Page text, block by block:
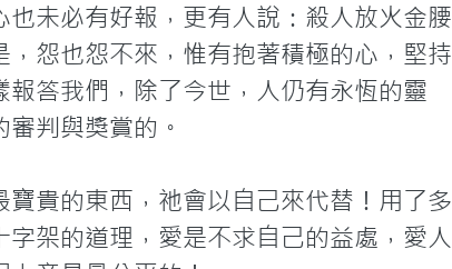
未必有好報，更有人說：殺人放火金腰
怨也怨不來，惟有抱著積極的心，堅持
答我們，除了今世，人仍有永恆的靈
判與獎賞的。
貴的東西，祂會以自己來代替！用了多
架的道理，愛是不求自己的益處，愛人